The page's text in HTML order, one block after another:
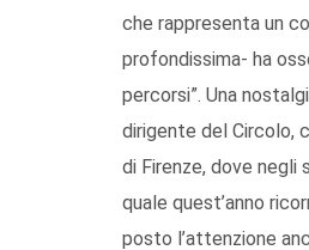
che rappresenta un
profondissima- ha
percorsi”. Una
dirigente del Circolo,
di Firenze, dove
quale quest’anno
posto l’attenzione